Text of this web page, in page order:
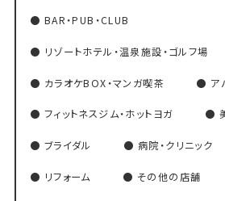
BAR・PUB・CLUB
リゾートホテル・温泉施設・ゴルフ場
カラオケBOX・マンガ喫茶 ア
フィットネスジム・ホットヨガ
ブライダル 病院・クリニック
リフォーム その他の店舗